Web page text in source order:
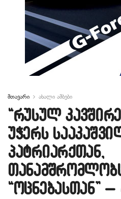
მთავარი ახალი ამბები
“რუსულ
უჭერს
პატრიარქთან,
“ოცნებასთან”